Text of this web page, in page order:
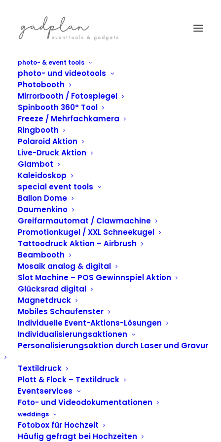
photo- & event tools
photo- und videotools
Photobooth
Mirrorbooth / Fotospiegel
Spinbooth 360° Tool
Freeze / Mehrfachkamera
Ringbooth
Polaroid Aktion
Live-Druck Aktion
Glambot
Kaleidoskop
special event tools
Ballon Dome
Daumenkino
Greifarmautomat / Clawmachine
Promotionkugel / XXL Schneekugel
Tattoodruck Aktion – Airbrush
Beambooth
Mosaik analog & digital
Slot Machine – POS Gewinnspiel Aktion
Glücksrad digital
Magnetdruck
Mobiles Schaufenster
Individuelle Event-Aktions-Lösungen
Individualisierungsaktionen
Personalisierungsaktion durch Laser und Gravur
Textildruck
Plott & Flock – Textildruck
Eventservices
Foto- und Videodokumentationen
weddings
Fotobox für Hochzeit
Häufig gefragt bei Hochzeiten
Messe-Aktivierung
für Kraken auf der
Invest in Stuttgart